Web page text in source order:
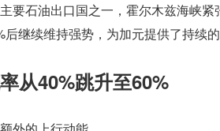
要石油出口国之一，霍尔木兹海峡
继续维持强势，为加元提供了持续的
从40%跳升至60%